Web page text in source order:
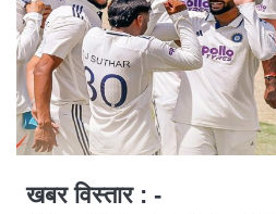
खबर विस्तार : -